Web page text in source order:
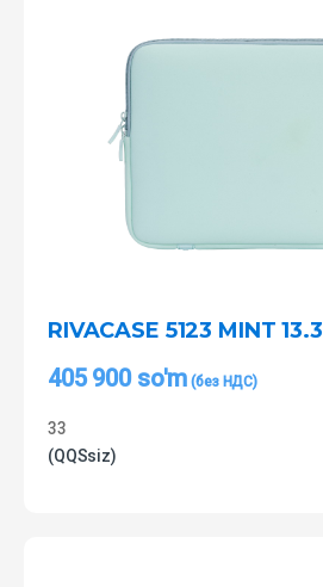
RIVACASE 5123 MINT 13.3
405 900 so'm
33
(QQSsiz)